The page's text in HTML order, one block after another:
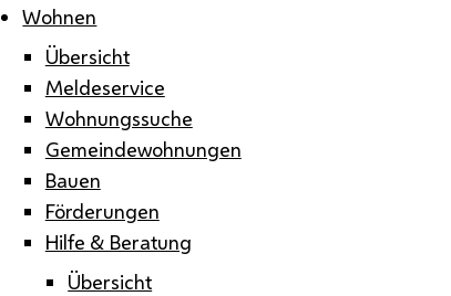
Wohnen
Übersicht
Meldeservice
Wohnungssuche
Gemeindewohnungen
Bauen
Förderungen
Hilfe & Beratung
Übersicht